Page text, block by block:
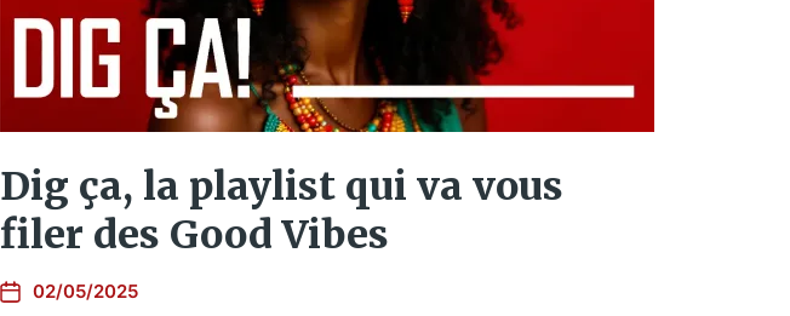
Dig ça, la playlist qui va vous
filer des Good Vibes
02/05/2025